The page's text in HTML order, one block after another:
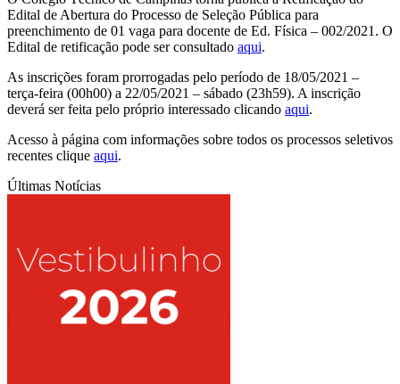
Edital de Abertura do Processo de Seleção Pública para
preenchimento de 01 vaga para docente de Ed. Física – 002/2021. O
Edital de retificação pode ser consultado aqui.
As inscrições foram prorrogadas pelo período de 18/05/2021 –
terça-feira (00h00) a 22/05/2021 – sábado (23h59). A inscrição
deverá ser feita pelo próprio interessado clicando aqui.
Acesso à página com informações sobre todos os processos seletivos
recentes clique aqui.
Últimas Notícias